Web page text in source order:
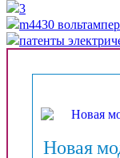
3
m4430
патенты
Новая